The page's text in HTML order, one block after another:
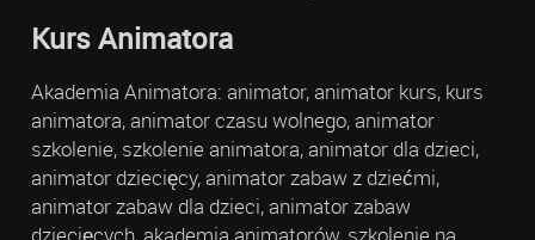
Kurs Animatora
Akademia Animatora: animator, animator kurs, kurs
animatora, animator czasu wolnego, animator
szkolenie, szkolenie animatora, animator dla dzieci,
animator dziecięcy, animator zabaw z dziećmi,
animator zabaw dla dzieci, animator zabaw
dziecięcych, akademia animatorów, szkolenie na